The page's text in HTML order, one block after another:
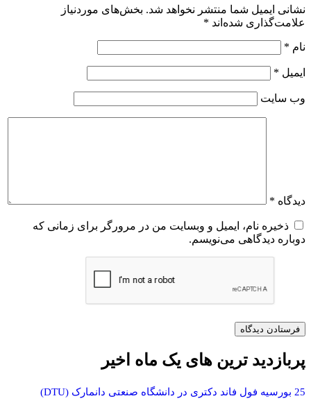
نشانی ایمیل شما منتشر نخواهد شد. بخش‌های موردنیاز
علامت‌گذاری شده‌اند *
نام *
ایمیل *
وب‌ سایت
دیدگاه *
ذخیره نام، ایمیل و وبسایت من در مرورگر برای زمانی که
دوباره دیدگاهی می‌نویسم.
پربازدید ترین های یک ماه اخیر
25 بورسیه فول فاند دکتری در دانشگاه صنعتی دانمارک (DTU)